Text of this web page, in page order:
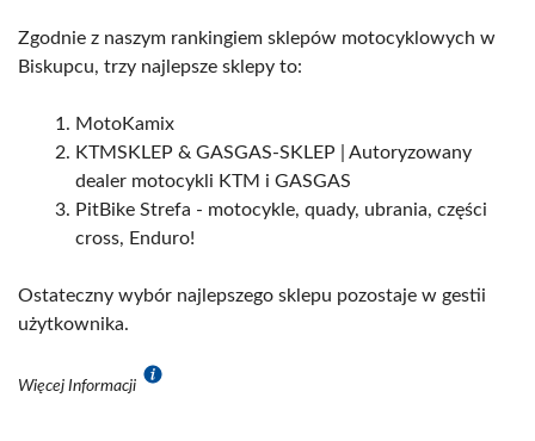
Zgodnie z naszym rankingiem sklepów motocyklowych w
Biskupcu, trzy najlepsze sklepy to:
MotoKamix
KTMSKLEP & GASGAS-SKLEP | Autoryzowany
dealer motocykli KTM i GASGAS
PitBike Strefa - motocykle, quady, ubrania, części
cross, Enduro!
Ostateczny wybór najlepszego sklepu pozostaje w gestii
użytkownika.
Więcej Informacji